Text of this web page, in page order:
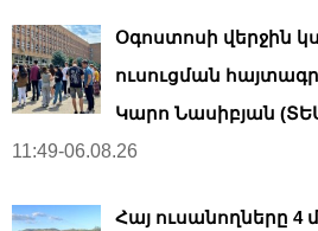
Օգոստոսի վերջին
ուսուցման
Կարո Նասիբյան
11:49-06.08.26
Հայ ուսանողները 4